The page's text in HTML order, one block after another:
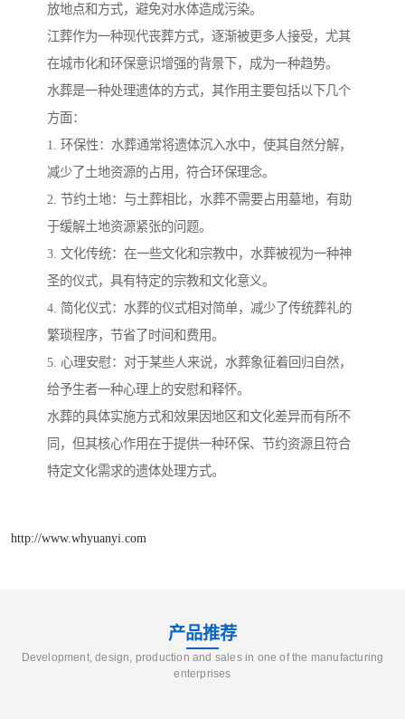
放地点和方式，避免对水体造成污染。
江葬作为一种现代丧葬方式，逐渐被更多人接受，尤其
在城市化和环保意识增强的背景下，成为一种趋势。
水葬是一种处理遗体的方式，其作用主要包括以下几个
方面：
1. 环保性：水葬通常将遗体沉入水中，使其自然分解，
减少了土地资源的占用，符合环保理念。
2. 节约土地：与土葬相比，水葬不需要占用墓地，有助
于缓解土地资源紧张的问题。
3. 文化传统：在一些文化和宗教中，水葬被视为一种神
圣的仪式，具有特定的宗教和文化意义。
4. 简化仪式：水葬的仪式相对简单，减少了传统葬礼的
繁琐程序，节省了时间和费用。
5. 心理安慰：对于某些人来说，水葬象征着回归自然，
给予生者一种心理上的安慰和释怀。
水葬的具体实施方式和效果因地区和文化差异而有所不
同，但其核心作用在于提供一种环保、节约资源且符合
特定文化需求的遗体处理方式。
http://www.whyuanyi.com
产品推荐
Development, design, production and sales in one of the manufacturing
enterprises